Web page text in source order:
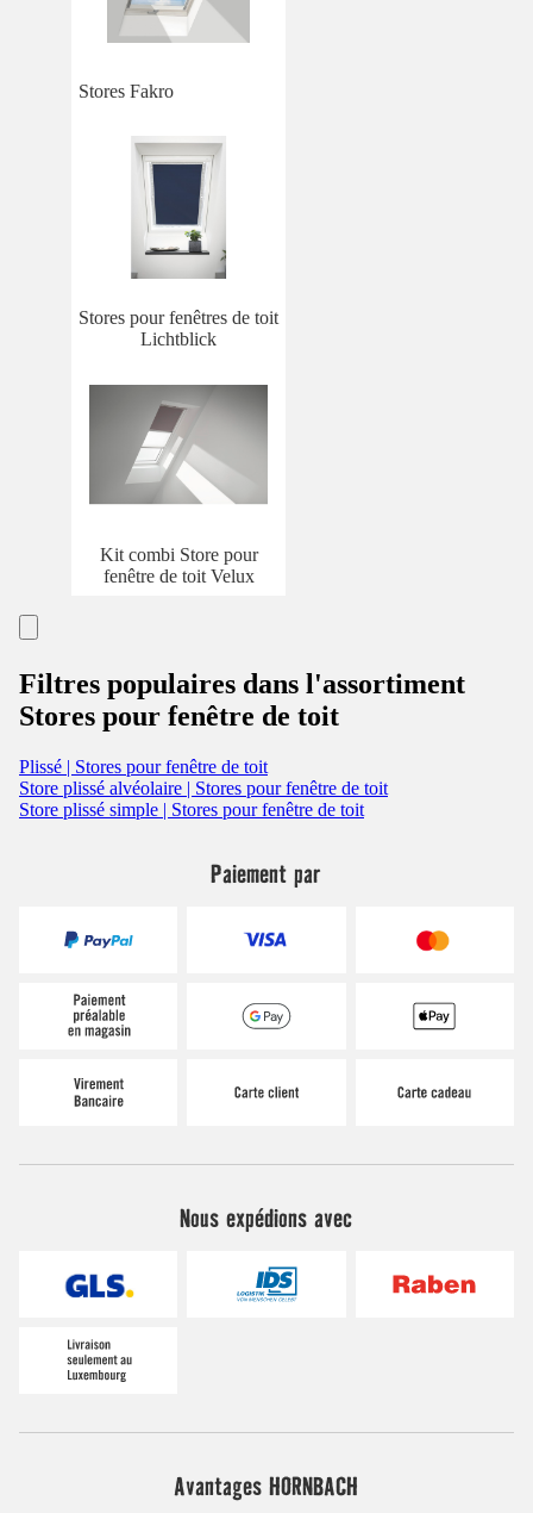
Stores Fakro
Stores pour fenêtres de toit
Lichtblick
Kit combi Store pour
fenêtre de toit Velux
Filtres populaires dans l'assortiment
Stores pour fenêtre de toit
Plissé | Stores pour fenêtre de toit
Store plissé alvéolaire | Stores pour fenêtre de toit
Store plissé simple | Stores pour fenêtre de toit
Paiement par
Nous expédions avec
Avantages HORNBACH